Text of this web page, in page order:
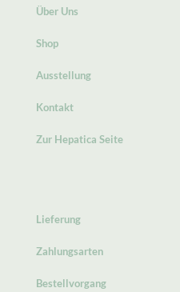
Über Uns
Shop
Ausstellung
Kontakt
Zur Hepatica Seite
Lieferung
Zahlungsarten
Bestellvorgang